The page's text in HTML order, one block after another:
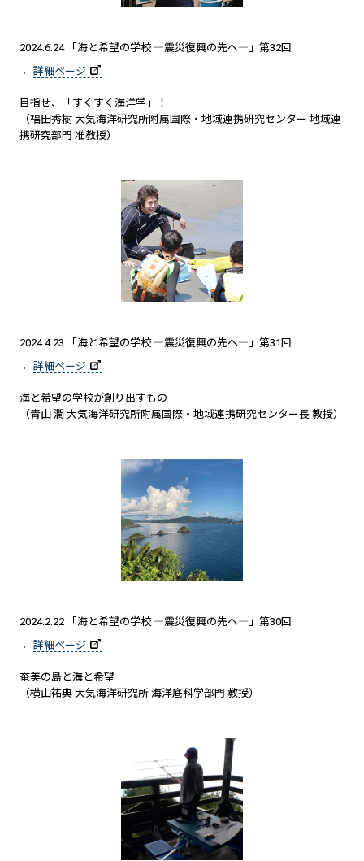
2024.6.24 「海と希望の学校 ―震災復興の先へ―」第32回
詳細ページ
目指せ、「すくすく海洋学」！
（福田秀樹 大気海洋研究所附属国際・地域連携研究センター 地域連
携研究部門 准教授）
2024.4.23 「海と希望の学校 ―震災復興の先へ―」第31回
詳細ページ
海と希望の学校が創り出すもの
（青山 潤 大気海洋研究所附属国際・地域連携研究センター長 教授）
2024.2.22 「海と希望の学校 ―震災復興の先へ―」第30回
詳細ページ
奄美の島と海と希望
（横山祐典 大気海洋研究所 海洋底科学部門 教授）